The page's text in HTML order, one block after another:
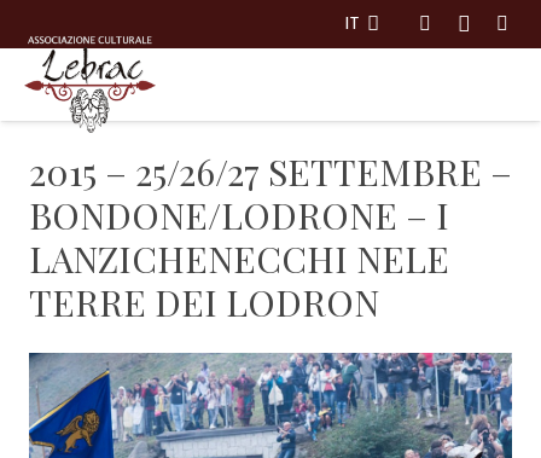
IT
2015 – 25/26/27 SETTEMBRE –
BONDONE/LODRONE – I
LANZICHENECCHI NELE
TERRE DEI LODRON